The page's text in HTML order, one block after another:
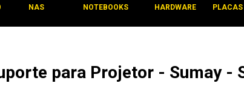
NAS NOTEBOOKS HARDWARE PLACAS
para Projetor - Sumay -